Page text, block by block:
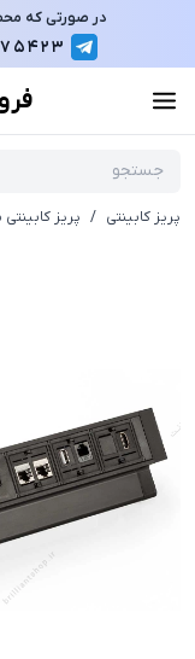
در صورتی که
پریز کابینتی / پریز